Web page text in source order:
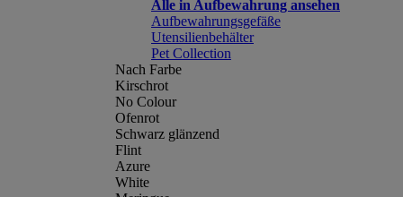
Alle in Aufbewahrung ansehen
Aufbewahrungsgefäße
Utensilienbehälter
Pet Collection
Nach Farbe
Kirschrot
No Colour
Ofenrot
Schwarz glänzend
Flint
Azure
White